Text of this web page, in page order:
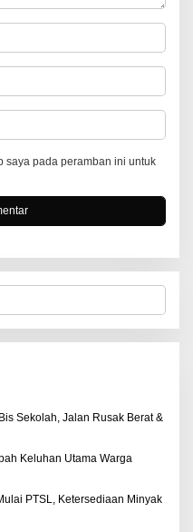
saya pada peramban ini untuk
Sekolah, Jalan Rusak Berat &
Keluhan Utama Warga
PTSL, Ketersediaan Minyak